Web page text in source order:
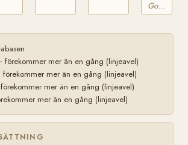
Gotlandsruss
mer än en gång (linjeavel)
mer än en gång (linjeavel)
mer än en gång (linjeavel)
mer än en gång (linjeavel)